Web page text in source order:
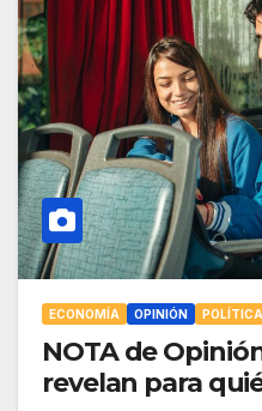
ECONOMÍA OPINIÓN POLÍTICA
NOTA de
revelan para